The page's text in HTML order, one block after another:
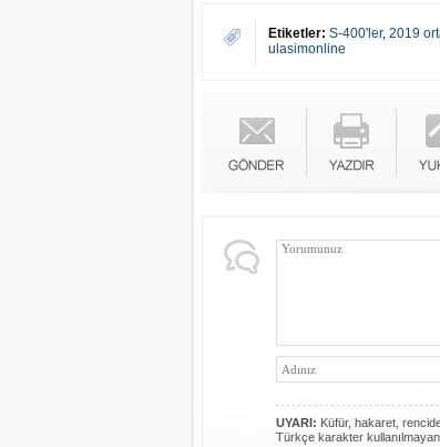
Etiketler: S-400'ler, 2019
ulasimonline
UYARI: Küfür, hakaret,
Türkçe karakter